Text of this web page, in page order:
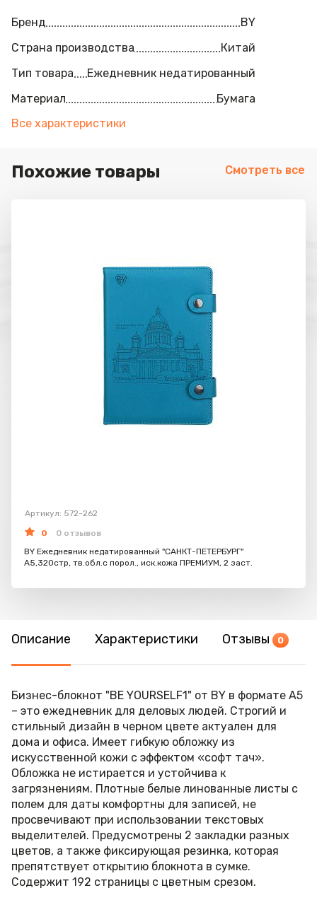
Бренд
BY
Страна производства
Китай
Тип товара
Ежедневник недатированный
Материал
Бумага
Все характеристики
Похожие товары Смотреть все
Артикул: 572-262
0
0 отзывов
BY Ежедневник недатированный "САНКТ-ПЕТЕРБУРГ"
А5,320стр, тв.обл.с порол., иск.кожа ПРЕМИУМ, 2 заст.
Описание Характеристики Отзывы 0
Бизнес-блокнот "BE YOURSELF1" от BY в формате А5
– это ежедневник для деловых людей. Строгий и
стильный дизайн в черном цвете актуален для
дома и офиса. Имеет гибкую обложку из
искусственной кожи с эффектом «софт тач».
Обложка не истирается и устойчива к
загрязнениям. Плотные белые линованные листы с
полем для даты комфортны для записей, не
просвечивают при использовании текстовых
выделителей. Предусмотрены 2 закладки разных
цветов, а также фиксирующая резинка, которая
препятствует открытию блокнота в сумке.
Содержит 192 страницы с цветным срезом.